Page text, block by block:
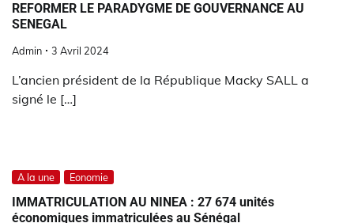
REFORMER LE PARADYGME DE GOUVERNANCE AU
SENEGAL
Admin 3 Avril 2024
L’ancien président de la République Macky SALL a
signé le […]
A la une Eonomie
IMMATRICULATION AU NINEA : 27 674 unités
économiques immatriculées au Sénégal